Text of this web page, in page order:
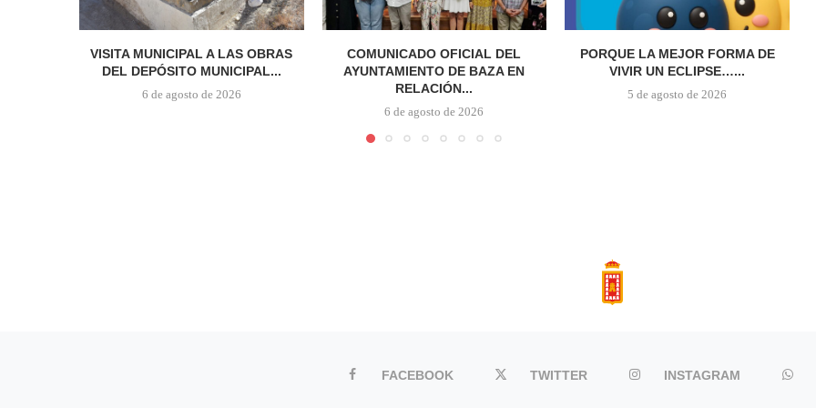
VISITA MUNICIPAL A LAS OBRAS
DEL DEPÓSITO MUNICIPAL...
6 de agosto de 2026
COMUNICADO OFICIAL DEL
AYUNTAMIENTO DE BAZA EN
RELACIÓN...
6 de agosto de 2026
PORQUE LA MEJOR FORMA DE
VIVIR UN ECLIPSE…...
5 de agosto de 2026
FACEBOOK TWITTER INSTAGRAM